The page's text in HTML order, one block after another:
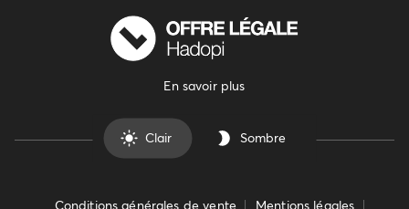
En savoir plus
Clair Sombre